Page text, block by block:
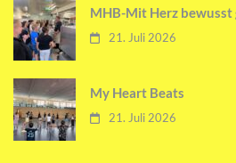
MHB-Mit Herz bewusst
21. Juli 2026
My Heart Beats
21. Juli 2026